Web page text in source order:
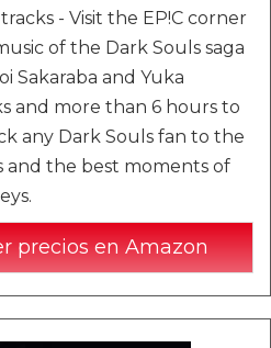
- Visit the EP!C corner
of the Dark Souls saga
Sakaraba and Yuka
and more than 6 hours to
any Dark Souls fan to the
and the best moments of
precios en Amazon